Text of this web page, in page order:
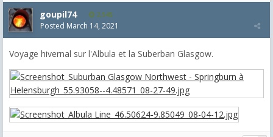
goupil74 2,545
Posted March 14, 2021
Voyage hivernal sur l'Albula et la Suberban Glasgow.